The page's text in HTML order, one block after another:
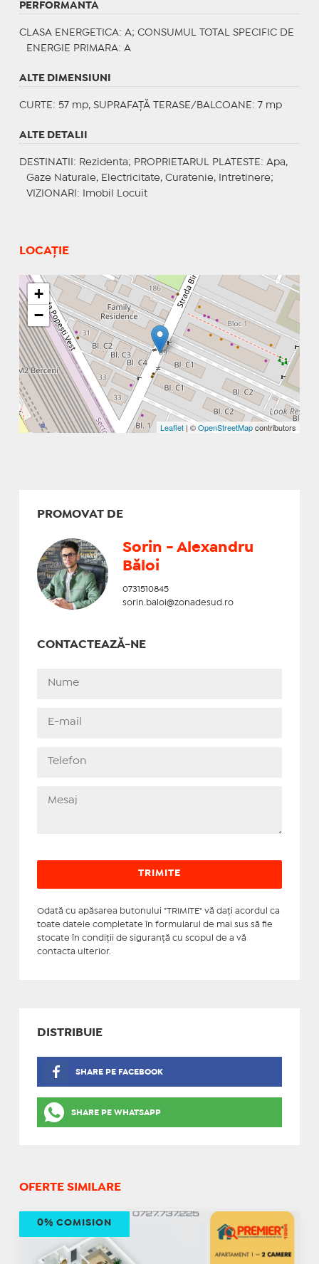
PERFORMANTA
CLASA ENERGETICA: A; CONSUMUL TOTAL SPECIFIC DE
ENERGIE PRIMARA: A
ALTE DIMENSIUNI
CURTE: 57 mp, SUPRAFAȚĂ TERASE/BALCOANE: 7 mp
ALTE DETALII
DESTINATII : Rezidenta; PROPRIETARUL PLATESTE : Apa,
Gaze Naturale, Electricitate, Curatenie, Intretinere;
VIZIONARI : Imobil Locuit
LOCAȚIE
+
−
Leaflet | ©OpenStreetMapcontributors
PROMOVAT DE
Sorin - Alexandru
Băloi
0731510845
sorin.baloi@zonadesud.ro
CONTACTEAZĂ-NE
Odată cu apăsarea butonului "TRIMITE" vă daţi acordul ca
toate datele completate în formularul de mai sus să fie
stocate în condiţii de siguranţă cu scopul de a vă
contacta ulterior.
DISTRIBUIE
SHARE PE FACEBOOK
SHARE PE WHATSAPP
OFERTE SIMILARE
0% COMISION